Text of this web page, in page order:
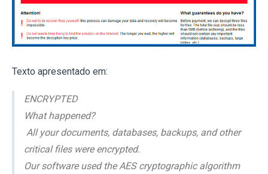
Texto apresentado em:
ENCRYPTED
What happened?
All your documents, databases, backups, and other
critical files were encrypted.
Our software used the AES cryptographic algorithm